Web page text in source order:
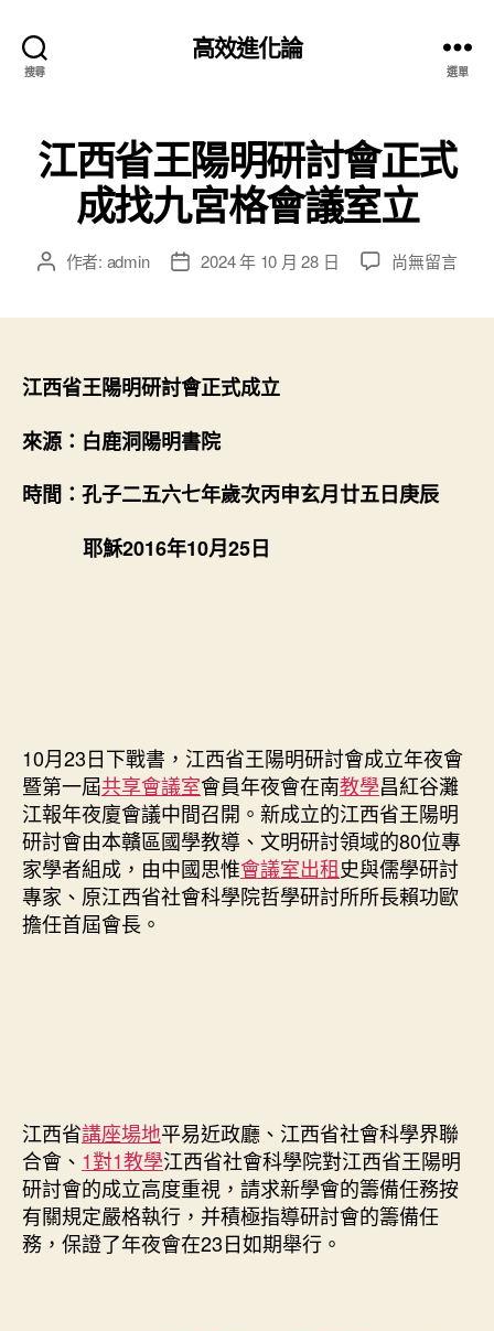
搜尋
高效進化論
選單
江西省王陽明研討會正式
成找九宮格會議室立
文 作者: admin
文
期
2024 年 10 月 28 日
在
正
立〉
中
尚無留言
江西省王陽明研討會正式成立
來源：白鹿洞陽明書院
時間：孔子二五六七年歲次丙申玄月廿五日庚辰
耶穌2016年10月25日
10月23日下戰書，江西省王陽明研討會成立年夜會
暨第一屆共享會議室會員年夜會在南教學昌紅谷灘
江報年夜廈會議中間召開。新成立的江西省王陽明
研討會由本贛區國學教導、文明研討領域的80位專
家學者組成，由中國思惟會議室出租史與儒學研討
專家、原江西省社會科學院哲學研討所所長賴功歐
擔任首屆會長。
江西省講座場地平易近政廳、江西省社會科學界聯
合會、 1對1教學江西省社會科學院對江西省王陽明
研討會的成立高度重視，請求新學會的籌備任務按
有關規定嚴格執行，并積極指導研討會的籌備任
務，保證了年夜會在23日如期舉行。